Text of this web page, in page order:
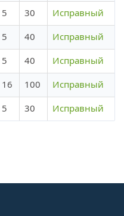
5 30
Исправный
5 40
Исправный
5 40
Исправный
16 100
Исправный
5 30 Исправный